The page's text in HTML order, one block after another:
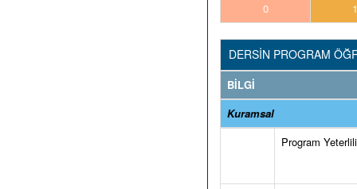
0
1
DERSİN PROGRAM
BİLGİ
Kuramsal
Program